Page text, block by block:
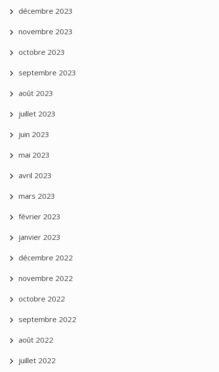
décembre 2023
novembre 2023
octobre 2023
septembre 2023
août 2023
juillet 2023
juin 2023
mai 2023
avril 2023
mars 2023
février 2023
janvier 2023
décembre 2022
novembre 2022
octobre 2022
septembre 2022
août 2022
juillet 2022